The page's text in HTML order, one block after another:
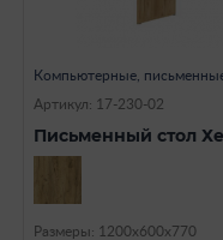
Компьютерные,
Артикул: 17-230-02
Письменный стол
Размеры: 1200х600х770